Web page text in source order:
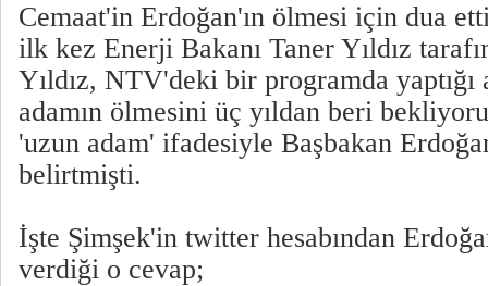
Cemaat'in Erdoğan'ın ölmesi için dua
ilk kez Enerji Bakanı Taner Yıldız
Yıldız, NTV'deki bir programda yaptığı
adamın ölmesini üç yıldan beri
'uzun adam' ifadesiyle Başbakan
belirtmişti.
İşte Şimşek'in twitter hesabından
verdiği o cevap;